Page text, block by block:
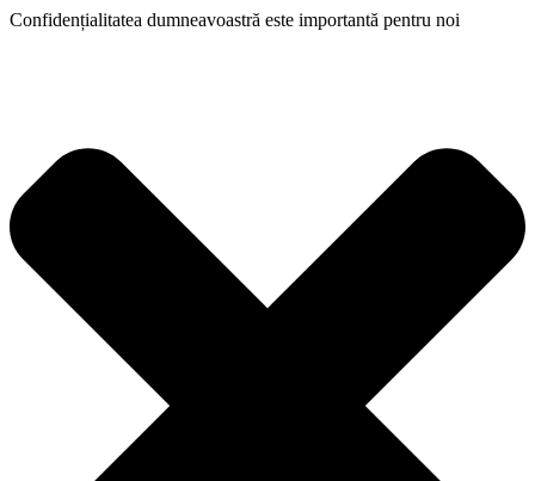
Confidențialitatea dumneavoastră este importantă pentru noi